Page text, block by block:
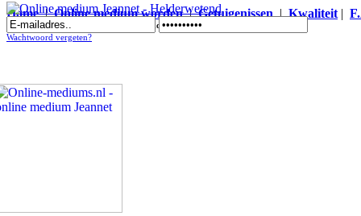
Home|Online medium worden|Getuigenissen|Kwaliteit |
Online medium Jeannet - Helderwetend
Wachtwoord vergeten?